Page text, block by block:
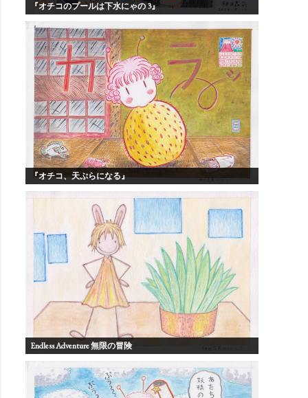
『オチコのプールは下水にゃの 3』
『オチコ、天ぷらになる』
Endless Adventure 無限の冒険